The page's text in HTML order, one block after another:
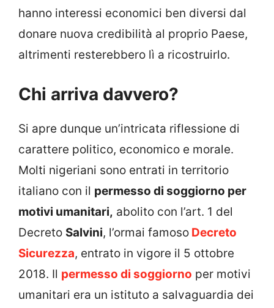
hanno interessi economici ben diversi dal
donare nuova credibilità al proprio Paese,
altrimenti resterebbero lì a ricostruirlo.
Chi arriva davvero?
Si apre dunque un’intricata riflessione di
carattere politico, economico e morale.
Molti nigeriani sono entrati in territorio
italiano con il permesso di soggiorno per
motivi umanitari, abolito con l’art. 1 del
Decreto Salvini, l’ormai famoso Decreto
Sicurezza, entrato in vigore il 5 ottobre
2018. Il permesso di soggiorno per motivi
umanitari era un istituto a salvaguardia dei